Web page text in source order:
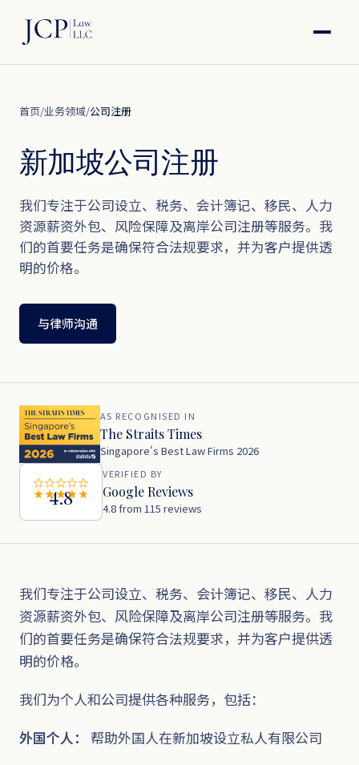
首页/业务领域/公司注册
新加坡公司注册
我们专注于公司设立、税务、会计簿记、移民、人力
资源薪资外包、风险保障及离岸公司注册等服务。我
们的首要任务是确保符合法规要求，并为客户提供透
明的价格。
与律师沟通
AS RECOGNISED IN
The Straits Times
Singapore's Best Law Firms 2026
4.8
VERIFIED BY
Google Reviews
4.8 from 115 reviews
我们专注于公司设立、税务、会计簿记、移民、人力
资源薪资外包、风险保障及离岸公司注册等服务。我
们的首要任务是确保符合法规要求，并为客户提供透
明的价格。
我们为个人和公司提供各种服务，包括：
外国个人：
帮助外国人在新加坡设立私人有限公司